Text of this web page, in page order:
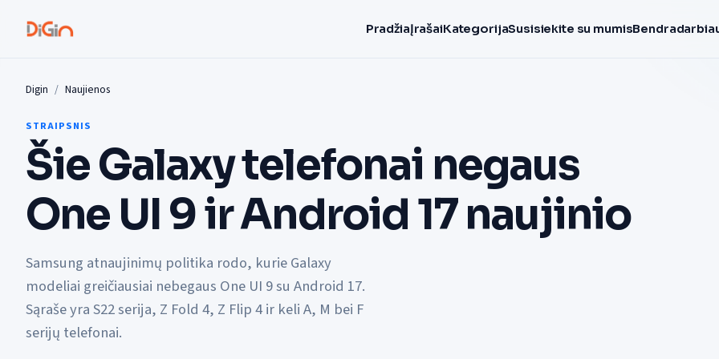
PradžiaĮrašaiKategorijaSusisiekite su mumis
Digin Naujienos
STRAIPSNIS
Šie Galaxy telefonai negaus
One UI 9 ir Android 17 naujinio
Samsung atnaujinimų politika rodo, kurie Galaxy
modeliai greičiausiai nebegaus One UI 9 su Android 17.
Sąraše yra S22 serija, Z Fold 4, Z Flip 4 ir keli A, M bei F
serijų telefonai.